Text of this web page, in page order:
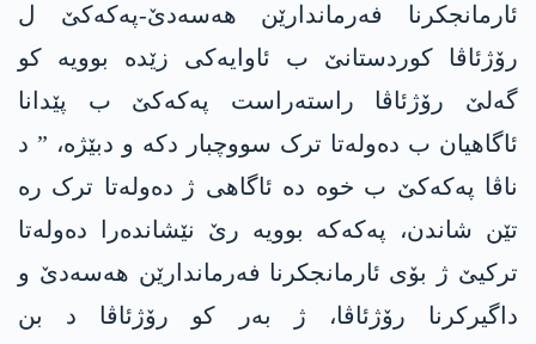
ئارمانجکرنا فەرماندارێن هەسەدێ-پەکەکێ ل
رۆژئاڤا کوردستانێ ب ئاوایەکی زێدە بوویە کو
گەلێ رۆژئاڤا راستەراست پەکەکێ ب پێدانا
ئاگاهیان ب دەولەتا ترک سووچبار دکە و دبێژە، ” د
ناڤا پەکەکێ ب خوە دە ئاگاهی ژ دەولەتا ترک رە
تێن شاندن، پەکەکە بوویە رێ نێشاندەرا دەولەتا
ترکیێ ژ بۆی ئارمانجکرنا فەرماندارێن هەسەدێ و
داگیرکرنا رۆژئاڤا، ژ بەر کو رۆژئاڤا د بن